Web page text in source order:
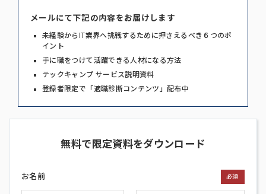
メールにて下記の内容をお届けします
未経験からIT業界へ挑戦するために押さえるべき６つのポ
イント
手に職をつけて活躍できる人材になる方法
テックキャンプ サービス説明資料
登録者限定で「適職診断コンテンツ」配布中
無料で限定資料をダウンロード
お名前 必須